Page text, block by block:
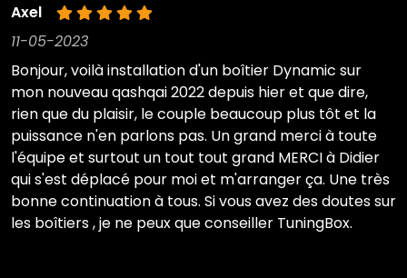
Axel
11-05-2023
Bonjour, voilà installation d'un boîtier Dynamic sur
mon nouveau qashqai 2022 depuis hier et que dire,
rien que du plaisir, le couple beaucoup plus tôt et la
puissance n'en parlons pas. Un grand merci à toute
l'équipe et surtout un tout tout grand MERCI à Didier
qui s'est déplacé pour moi et m'arranger ça. Une très
bonne continuation à tous. Si vous avez des doutes sur
les boîtiers , je ne peux que conseiller TuningBox.